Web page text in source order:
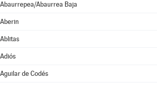
Abaurrepea/Abaurrea Baja
Aberin
Ablitas
Adiós
Aguilar de Codés